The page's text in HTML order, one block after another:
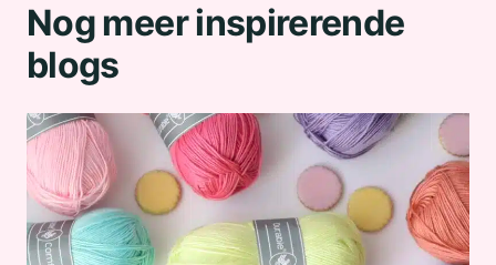
Nog meer inspirerende
blogs